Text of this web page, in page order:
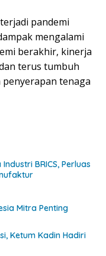
pandemi
mengalami
berakhir, kinerja
terus tumbuh
tenaga
BRICS, Perluas
Mitra Penting
Ketum Kadin Hadiri